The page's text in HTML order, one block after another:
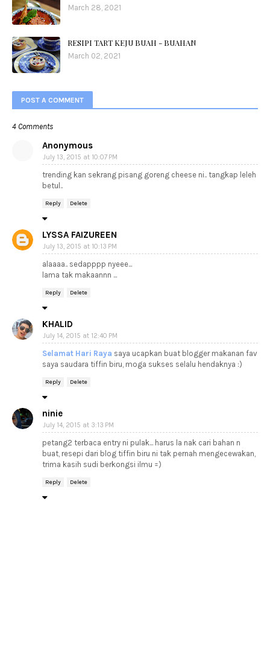
March 28, 2021
RESIPI TART KEJU BUAH - BUAHAN
March 02, 2021
POST A COMMENT
4 Comments
Anonymous
July 13, 2015 at 10:07 PM
trending kan sekrang pisang goreng cheese ni.. tangkap leleh
betul..
Reply Delete
LYSSA FAIZUREEN
July 13, 2015 at 10:13 PM
alaaaa.. sedapppp nyeee...
lama tak makaannn ...
Reply Delete
KHALID
July 14, 2015 at 12:40 PM
Selamat Hari Raya saya ucapkan buat blogger makanan fav
saya saudara tiffin biru, moga sukses selalu hendaknya :)
Reply Delete
ninie
July 14, 2015 at 3:13 PM
petang2 terbaca entry ni pulak... harus la nak cari bahan n
buat, resepi dari blog tiffin biru ni tak pernah mengecewakan,
trima kasih sudi berkongsi ilmu =)
Reply Delete